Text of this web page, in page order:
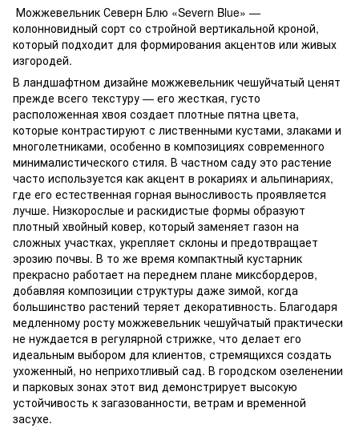
Можжевельник Северн Блю «Severn Blue» —
колонновидный сорт со стройной вертикальной кроной,
который подходит для формирования акцентов или живых
изгородей.
В ландшафтном дизайне можжевельник чешуйчатый ценят
прежде всего текстуру — его жесткая, густо
расположенная хвоя создает плотные пятна цвета,
которые контрастируют с лиственными кустами, злаками и
многолетниками, особенно в композициях современного
минималистического стиля. В частном саду это растение
часто используется как акцент в рокариях и альпинариях,
где его естественная горная выносливость проявляется
лучше. Низкорослые и раскидистые формы образуют
плотный хвойный ковер, который заменяет газон на
сложных участках, укрепляет склоны и предотвращает
эрозию почвы. В то же время компактный кустарник
прекрасно работает на переднем плане миксбордеров,
добавляя композиции структуры даже зимой, когда
большинство растений теряет декоративность. Благодаря
медленному росту можжевельник чешуйчатый практически
не нуждается в регулярной стрижке, что делает его
идеальным выбором для клиентов, стремящихся создать
ухоженный, но неприхотливый сад. В городском озеленении
и парковых зонах этот вид демонстрирует высокую
устойчивость к загазованности, ветрам и временной
засухе.